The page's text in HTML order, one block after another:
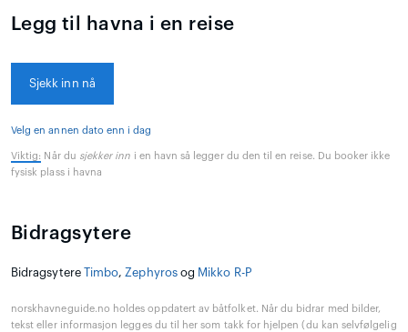
Legg til havna i en reise
Sjekk inn nå
Velg en annen dato enn i dag
Viktig: Når du sjekker inn i en havn så legger du den til en reise. Du booker ikke
fysisk plass i havna
Bidragsytere
Bidragsytere Timbo, Zephyrosog Mikko R-P
norskhavneguide.no holdes oppdatert av båtfolket. Når du bidrar med bilder,
tekst eller informasjon legges du til her som takk for hjelpen (du kan selvfølgelig